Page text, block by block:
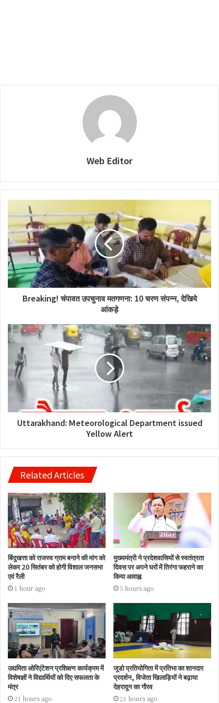
Web Editor
Breaking! चंपावत उपचुनाव मतगणना: 10 चरण संपन्न, देखिये
आंकड़े
Uttarakhand: Meteorological Department issued
Yellow Alert
Related Articles
बिंदुखत्ता को राजस्व ग्राम बनाने की मांग को
लेकर 20 सितंबर को होगी विशाल जनसभा
एवं रैली
1 hour ago
मुख्यमंत्री ने प्रदेशवासियों से स्वतंत्रता
दिवस पर अपने घरों में तिरंगा फहराने का
किया आवाह्न
5 hours ago
उद्यमिता ओरिएंटेशन प्रशिक्षण कार्यक्रम में
विशेषज्ञों ने विद्यार्थियों को दिए सफलता के
मंत्र
21 hours ago
जूडो प्रतियोगिता में प्रतिभा का शानदार
प्रदर्शन, विजेता खिलाड़ियों ने बढ़ाया
देहरादून का गौरव
21 hours ago